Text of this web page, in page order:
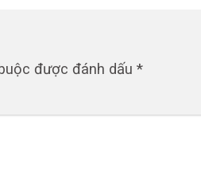
được đánh dấu *